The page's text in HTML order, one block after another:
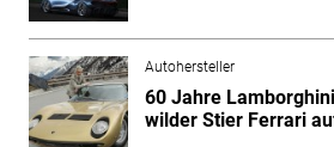
Autohersteller
60 Jahre
wilder Stier Ferrari